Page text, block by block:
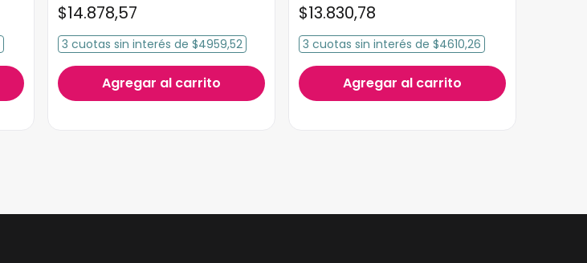
$14.878,57
3 cuotas sin interés de $4959,52
Agregar al carrito
$13.830,78
3 cuotas sin interés de $4610,26
Agregar al carrito